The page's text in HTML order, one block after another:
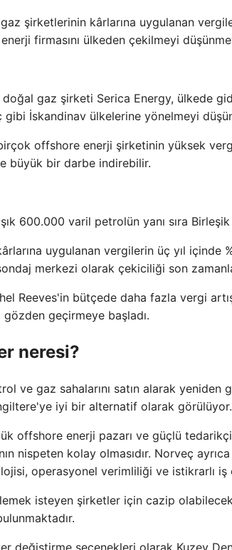
şirketlerinin kârlarına uygulanan
enerji firmasını ülkeden çekilmeyi
gaz şirketi Serica Energy, ülkede
İskandinav ülkelerine yönelmeyi
offshore enerji şirketinin yüksek
büyük bir darbe indirebilir.
600.000 varil petrolün yanı sıra Birleşik
uygulanan vergilerin üç yıl içinde
merkezi olarak çekiciliği son
Reeves'in bütçede daha fazla vergi
gözden geçirmeye başladı.
neresi?
ve gaz sahalarını satın alarak
iyi bir alternatif olarak görülüyor.
offshore enerji pazarı ve güçlü tedarikçi
nispeten kolay olmasıdır. Norveç
operasyonel verimliliği ve istikrarlı iş
isteyen şirketler için cazip